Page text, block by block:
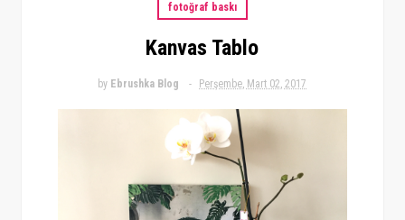
fotoğraf baskı
Kanvas Tablo
by Ebrushka Blog Perşembe, Mart 02, 2017